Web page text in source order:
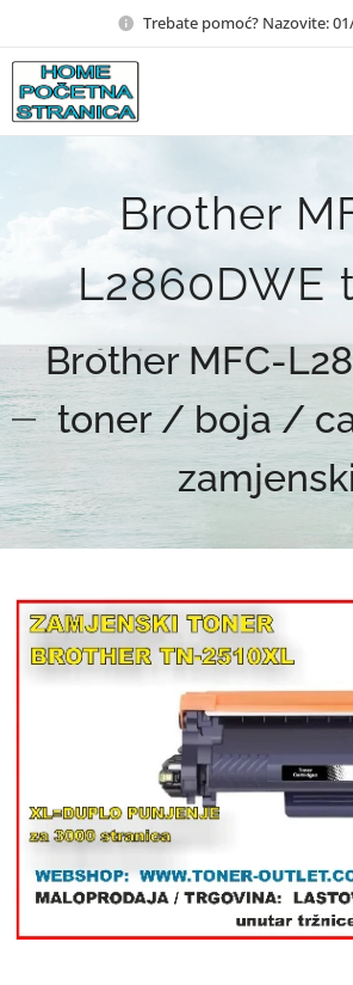
Trebate pomoć? Nazovite:
Brother
L2860DWE
Brother MFC-
toner / boja /